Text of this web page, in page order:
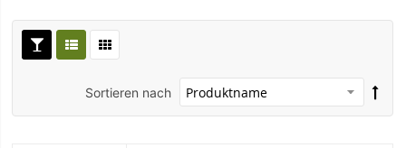
Sortieren nach